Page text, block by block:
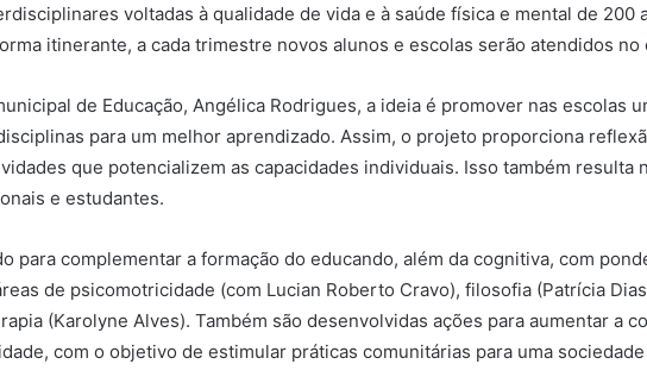
voltadas à qualidade de vida e à saúde física e mental de
itinerante, a cada trimestre novos alunos e escolas serão atendidos
de Educação, Angélica Rodrigues, a ideia é promover nas escolas
para um melhor aprendizado. Assim, o projeto proporciona
que potencializem as capacidades individuais. Isso também
e estudantes.
para complementar a formação do educando, além da cognitiva, com
de psicomotricidade (com Lucian Roberto Cravo), filosofia (Patrícia
(Karolyne Alves). Também são desenvolvidas ações para aumentar a
com o objetivo de estimular práticas comunitárias para uma